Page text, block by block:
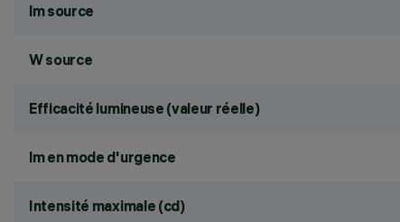
lm source
W source
Efficacité lumineuse (valeur réelle)
lm en mode d'urgence
Intensité maximale (cd)